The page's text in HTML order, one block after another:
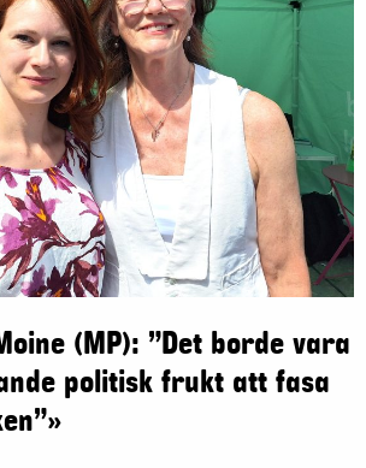
(MP): ”Det borde vara
politisk frukt att fasa